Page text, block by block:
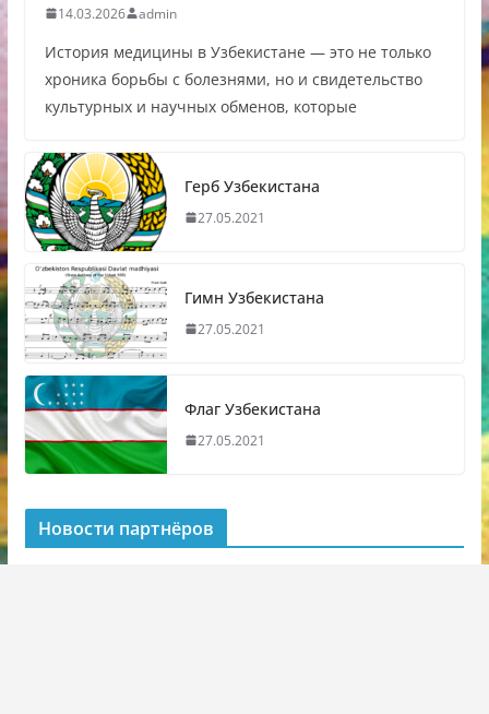
14.03.2026 admin
История медицины в Узбекистане — это не только
хроника борьбы с болезнями, но и свидетельство
культурных и научных обменов, которые
Герб Узбекистана
27.05.2021
Гимн Узбекистана
27.05.2021
Флаг Узбекистана
27.05.2021
Новости партнёров